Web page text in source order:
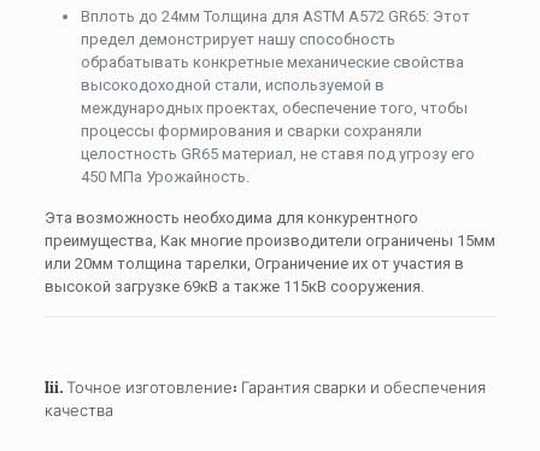
Вплоть до 24мм Толщина для ASTM A572 GR65: Этот
предел демонстрирует нашу способность
обрабатывать конкретные механические свойства
высокодоходной стали, используемой в
международных проектах, обеспечение того, чтобы
процессы формирования и сварки сохраняли
целостность GR65материал, не ставя под угрозу его
450 МПа Урожайность.
Эта возможность необходима для конкурентного
преимущества, Как многие производители ограничены 15мм
или 20мм толщина тарелки, Ограничение их от участия в
высокой загрузке 69кВ а также 115кВ сооружения.
Iii. Точное изготовление: Гарантия сварки и обеспечения
качества